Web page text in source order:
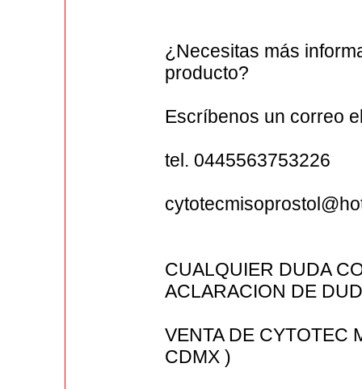
¿Necesitas más
producto?
Escríbenos un correo
tel. 0445563753226
CUALQUIER DUDA
ACLARACION DE
VENTA DE CYTOTEC
CDMX )